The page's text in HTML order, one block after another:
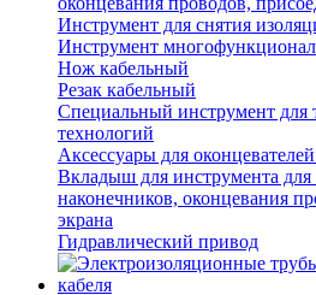
Инструмент для снятия
Инструмент
Нож кабельный
Резак кабельный
Специальный инструмент
технологий
Аксессуары для
Вкладыш для инструмента для
наконечников, оконцевания
экрана
Гидравлический привод